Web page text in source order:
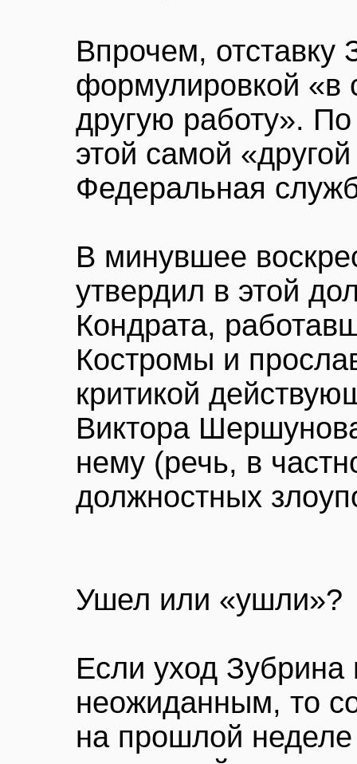
Впрочем, отставку
формулировкой «в
другую работу».
этой самой
Федеральная
В минувшее
утвердил в этой
Кондрата,
Костромы и
критикой
Виктора
нему (речь, в
должностных
Ушел или «ушли»?
Если уход Зубрина
неожиданным, то
на прошлой